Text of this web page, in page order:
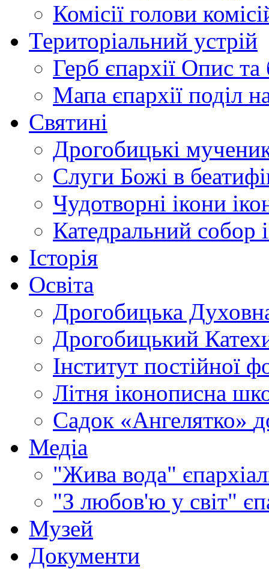
Комісії голови
Територіальний устрій
Герб єпархії Опис та
Мапа єпархії поділ
Святині
Дрогобицькі
Слуги Божі в
Чудотворні ікони
Катедральний собор
Історія
Освіта
Дрогобицька
Дрогобицький
Інститут постійної
Літня іконописна
Садок «Ангелятко»
Медіа
"Жива вода"
"З любов'ю у світ"
Музей
Документи